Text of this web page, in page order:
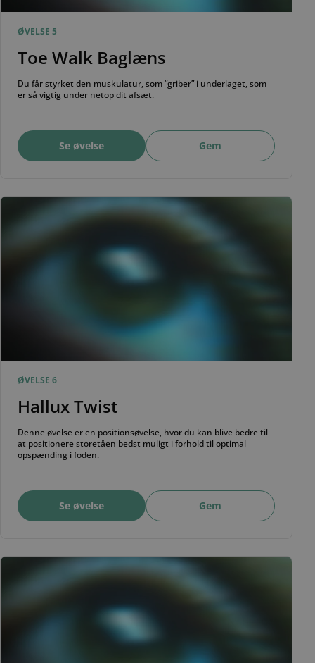
ØVELSE 5
Toe Walk Baglæns
Du får styrket den muskulatur, som “griber” i underlaget, som
er så vigtig under netop dit afsæt.
Se øvelse Gem
ØVELSE 6
Hallux Twist
Denne øvelse er en positionsøvelse, hvor du kan blive bedre til
at positionere storetåen bedst muligt i forhold til optimal
opspænding i foden.
Se øvelse Gem